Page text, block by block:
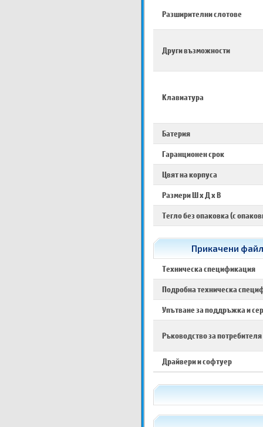
Разширителни слотове
Други възможности
Клавиатура
Батерия
Гаранционен срок
Цвят на корпуса
Размери Ш х Д х В
Тегло без опаковка (с
Прикачени
Техническа спецификация
Подробна техническа
Упътване за поддръжка и
Ръководство за потребителя
Драйвери и софтуер